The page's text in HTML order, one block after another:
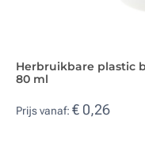
Herbruikbare plastic
80 ml
Prijs vanaf: € 0,26